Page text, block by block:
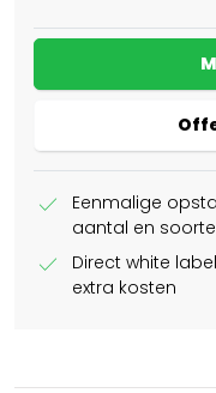
check
Eenmalige
aantal en
check
Direct white
extra kosten